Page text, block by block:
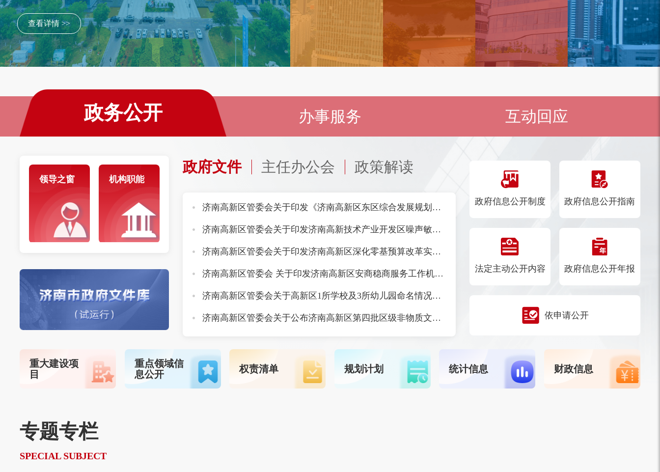
查看详情 >>
政务公开 办事服务 互动回应
领导之窗 机构职能
政府文件 主任办公会 政策解读
济南高新区管委会关于印发《济南高新区东区综合发展规划》的通知
济南高新区管委会关于印发济南高新技术产业开发区噪声敏感建筑物集中区域划分方案（试行）的通知
济南高新区管委会关于印发济南高新区深化零基预算改革实施方案的通知
济南高新区管委会 关于印发济南高新区安商稳商服务工作机制的通知
济南高新区管委会关于高新区1所学校及3所幼儿园命名情况的批复
济南高新区管委会关于公布济南高新区第四批区级非物质文化遗产代表性项目名录及第四批区级非物质文化遗产项目代表性传承人名单的通知
政府信息公开制度 政府信息公开指南
法定主动公开内容 政府信息公开年报
依申请公开
重大建设项
目
重点领域信
息公开
权责清单 规划计划 统计信息 财政信息
专题专栏
SPECIAL SUBJECT